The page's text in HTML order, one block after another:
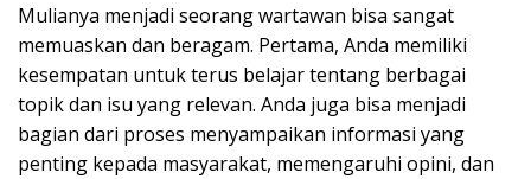
Mulianya menjadi seorang wartawan bisa sangat
memuaskan dan beragam. Pertama, Anda memiliki
kesempatan untuk terus belajar tentang berbagai
topik dan isu yang relevan. Anda juga bisa menjadi
bagian dari proses menyampaikan informasi yang
penting kepada masyarakat, memengaruhi opini, dan